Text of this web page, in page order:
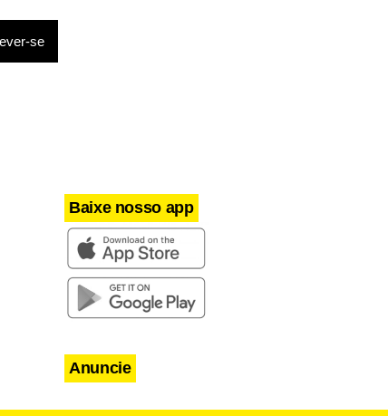
Baixe nosso app
Anuncie